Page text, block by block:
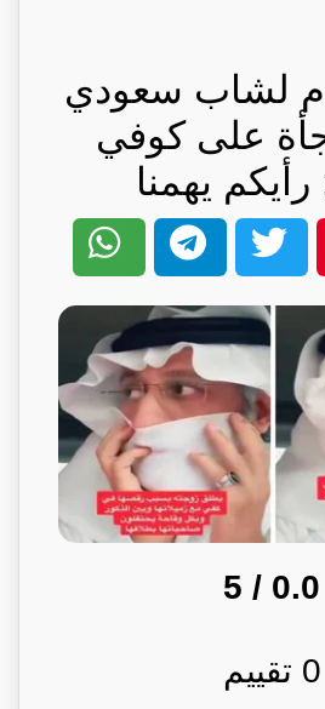
لشاب سعودي
على كوفي
رأيكم يهمنا
0.0
/ 5
0 تقييم